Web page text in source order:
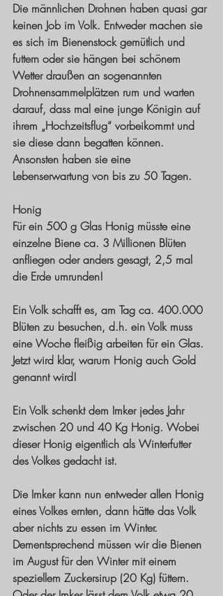
Die männlichen Drohnen haben quasi gar
keinen Job im Volk. Entweder machen sie
es sich im Bienenstock gemütlich und
futtern oder sie hängen bei schönem
Wetter draußen an sogenannten
Drohnensammelplätzen rum und warten
darauf, dass mal eine junge Königin auf
ihrem „Hochzeitsflug“ vorbeikommt und
sie diese dann begatten können.
Ansonsten haben sie eine
Lebenserwartung von bis zu 50 Tagen.
Honig
Für ein 500 g Glas Honig müsste eine
einzelne Biene ca. 3 Millionen Blüten
anfliegen oder anders gesagt, 2,5 mal
die Erde umrunden!
Ein Volk schafft es, am Tag ca. 400.000
Blüten zu besuchen, d.h. ein Volk muss
eine Woche fleißig arbeiten für ein Glas.
Jetzt wird klar, warum Honig auch Gold
genannt wird!
Ein Volk schenkt dem Imker jedes Jahr
zwischen 20 und 40 Kg Honig. Wobei
dieser Honig eigentlich als Winterfutter
des Volkes gedacht ist.
Die Imker kann nun entweder allen Honig
eines Volkes ernten, dann hätte das Volk
aber nichts zu essen im Winter.
Dementsprechend müssen wir die Bienen
im August für den Winter mit einem
speziellem Zuckersirup (20 Kg) füttern.